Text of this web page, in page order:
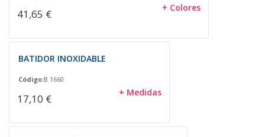
41,65 € + Colores
BATIDOR INOXIDABLE
Código:B 1660
17,10 € + Medidas